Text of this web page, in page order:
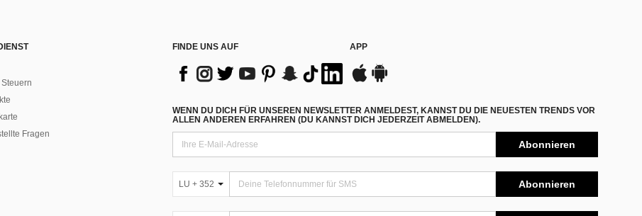
Fragen
FINDE UNS AUF APP
WENN DU DICH FÜR UNSEREN NEWSLETTER ANMELDEST, KANNST DU DIE NEUESTEN TRENDS VOR
ALLEN ANDEREN ERFAHREN (DU KANNST DICH JEDERZEIT ABMELDEN).
Abonnieren
LU + 352 Abonnieren